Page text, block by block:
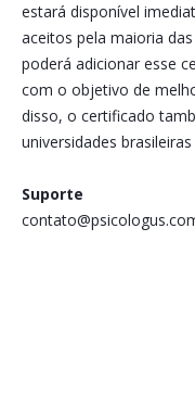
estará disponível
aceitos pela maioria
poderá adicionar esse
com o objetivo de
disso, o certificado
universidades
Suporte